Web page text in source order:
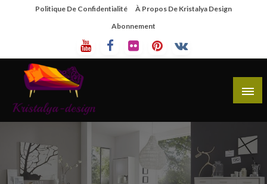
Politique De Confidentialité
À Propos De Kristalya Design
Abonnement
Site De Partage De Design De Mobilier Créatif